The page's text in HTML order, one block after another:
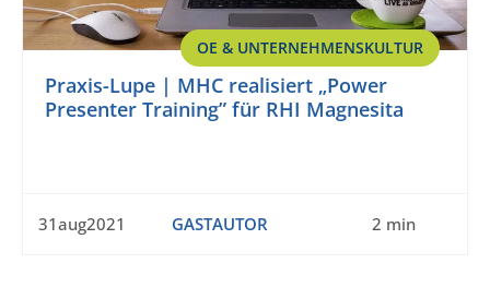
OE & UNTERNEHMENSKULTUR
Praxis-Lupe | MHC realisiert „Power
Presenter Training” für RHI Magnesita
31aug2021 GASTAUTOR 2 min